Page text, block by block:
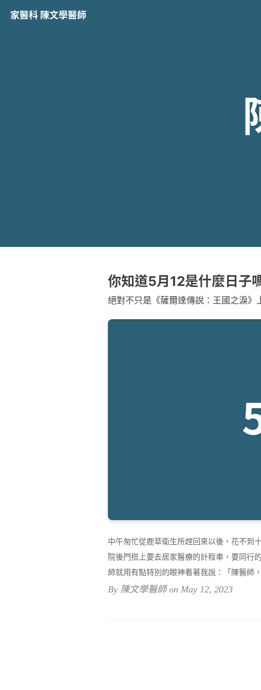
家醫科 陳文學醫師
你知道5月12是什麼日子
絕對不只是《薩爾達傳說：王國之淚》
中午匆忙從鹿草衛生所趕回來以後，花不到
院後門搭上要去居家醫療的計程車，要同行
師就用有點特別的眼神看著我說：「陳醫
By 陳文學醫師 on May 12, 2023